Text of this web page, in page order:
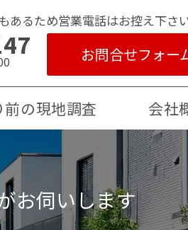
あるため営業電話はお控え下さ
お問合せフォー
前の現地調査 会社
お伺いします